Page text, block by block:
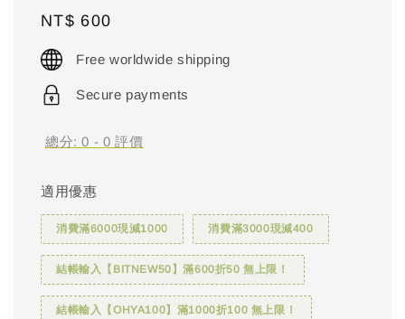
Regular
price
NT$ 600
Free worldwide shipping
Secure payments
總分:0 - 0 評價
適用優惠
消費滿6000現減1000 消費滿3000現減400
結帳輸入【BITNEW50】滿600折50 無上限！
結帳輸入【OHYA100】滿1000折100 無上限！